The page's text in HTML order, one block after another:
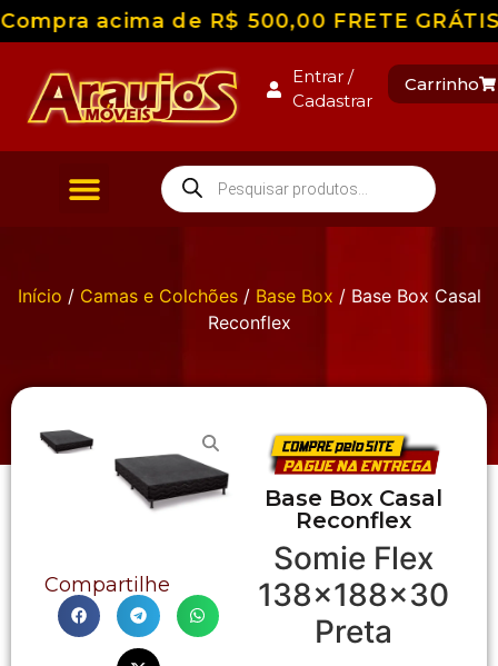
acima de R$ 500,00 FRETE
Entrar /
Cadastrar
Carrinho
Início / Camas e Colchões/ Base Box / Base Box Casal
Reconflex
Compartilhe
Base Box Casal
Reconflex
Somie Flex
138x188x30
Preta